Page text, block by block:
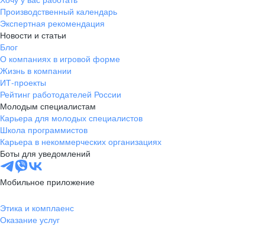
Производственный календарь
Экспертная рекомендация
Новости и статьи
Блог
О компаниях в игровой форме
Жизнь в компании
ИТ-проекты
Рейтинг работодателей России
Молодым специалистам
Карьера для молодых специалистов
Школа программистов
Карьера в некоммерческих организациях
Боты для уведомлений
Мобильное приложение
Этика и комплаенс
Оказание услуг